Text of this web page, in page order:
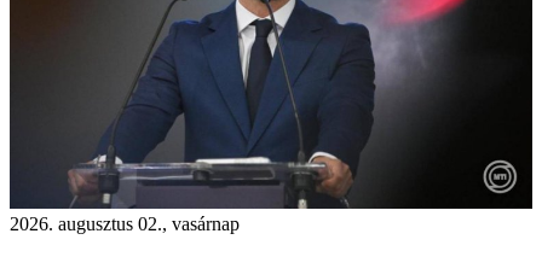
2026. augusztus 02., vasárnap